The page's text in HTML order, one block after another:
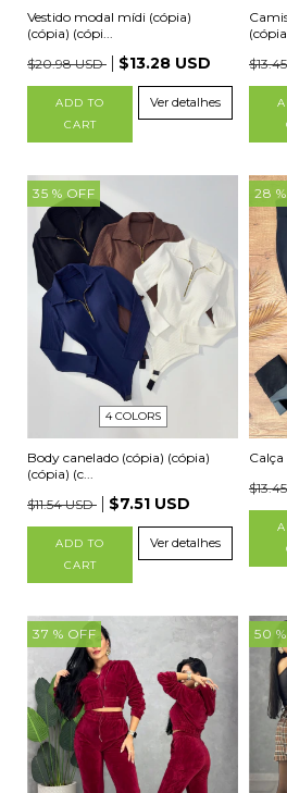
Vestido modal mídi (cópia)
(cópia) (cópi...
$20.98 USD
$13.28 USD
ADD TO
CART
Ver detalhes
35 % OFF
4 COLORS
Body canelado (cópia) (cópia)
(cópia) (c...
$11.54 USD
$7.51 USD
ADD TO
CART
Ver detalhes
28
37 % OFF 50